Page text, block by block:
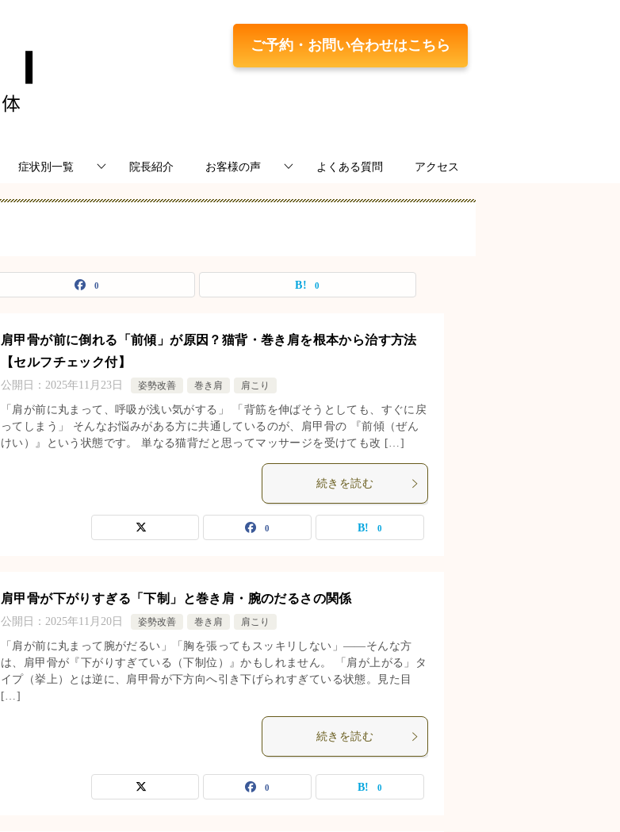
ご予約・お問い合わせはこちら
症状別一覧 院長紹介 お客様の声 よくある質問 アクセス
0 0
肩甲骨が前に倒れる「前傾」が原因？猫背・巻き肩を根本から治す方法
【セルフチェック付】
公開日： 2025年11月23日 姿勢改善 巻き肩 肩こり
「肩が前に丸まって、呼吸が浅い気がする」 「背筋を伸ばそうとしても、すぐに戻
ってしまう」 そんなお悩みがある方に共通しているのが、肩甲骨の 『前傾（ぜん
けい）』という状態です。 単なる猫背だと思ってマッサージを受けても改 […]
続きを読む
0 0
肩甲骨が下がりすぎる「下制」と巻き肩・腕のだるさの関係
公開日： 2025年11月20日 姿勢改善 巻き肩 肩こり
「肩が前に丸まって腕がだるい」「胸を張ってもスッキリしない」——そんな方
は、肩甲骨が『下がりすぎている（下制位）』かもしれません。 「肩が上がる」タ
イプ（挙上）とは逆に、肩甲骨が下方向へ引き下げられすぎている状態。見た目
[…]
続きを読む
0 0